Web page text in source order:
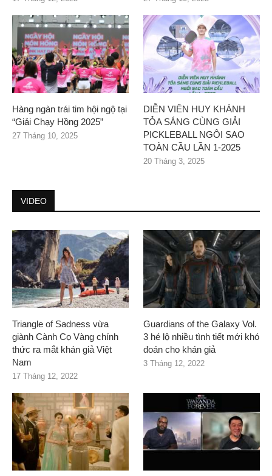
Hàng ngàn trái tim hội ngộ tại
“Giải Chạy Hồng 2025”
27 Tháng 10, 2025
DIỄN VIÊN HUY KHÁNH
TỎA SÁNG CÙNG GIẢI
PICKLEBALL NGÔI SAO
TOÀN CẦU LẦN 1-2025
20 Tháng 3, 2025
VIDEO
Triangle of Sadness vừa
giành Cành Cọ Vàng chính
thức ra mắt khán giả Việt
Nam
17 Tháng 12, 2022
Guardians of the Galaxy Vol.
3 hé lộ nhiều tình tiết mới khó
đoán cho khán giả
3 Tháng 12, 2022